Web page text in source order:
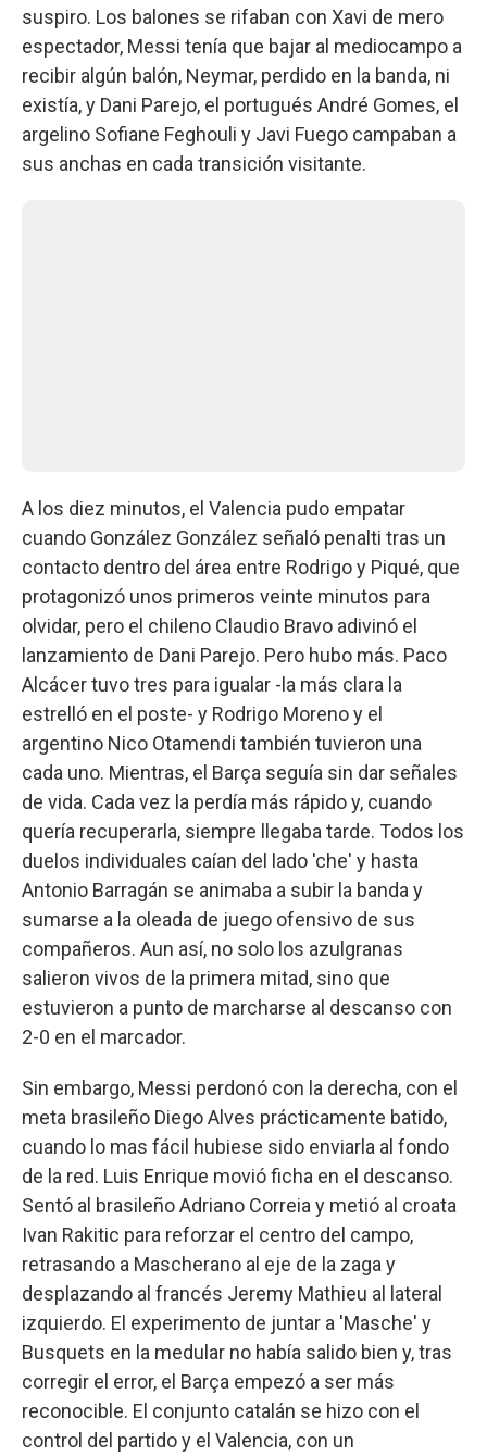
suspiro. Los balones se rifaban con Xavi de mero
espectador, Messi tenía que bajar al mediocampo a
recibir algún balón, Neymar, perdido en la banda, ni
existía, y Dani Parejo, el portugués André Gomes, el
argelino Sofiane Feghouli y Javi Fuego campaban a
sus anchas en cada transición visitante.
A los diez minutos, el Valencia pudo empatar
cuando González González señaló penalti tras un
contacto dentro del área entre Rodrigo y Piqué, que
protagonizó unos primeros veinte minutos para
olvidar, pero el chileno Claudio Bravo adivinó el
lanzamiento de Dani Parejo. Pero hubo más. Paco
Alcácer tuvo tres para igualar -la más clara la
estrelló en el poste- y Rodrigo Moreno y el
argentino Nico Otamendi también tuvieron una
cada uno. Mientras, el Barça seguía sin dar señales
de vida. Cada vez la perdía más rápido y, cuando
quería recuperarla, siempre llegaba tarde. Todos los
duelos individuales caían del lado 'che' y hasta
Antonio Barragán se animaba a subir la banda y
sumarse a la oleada de juego ofensivo de sus
compañeros. Aun así, no solo los azulgranas
salieron vivos de la primera mitad, sino que
estuvieron a punto de marcharse al descanso con
2-0 en el marcador.
Sin embargo, Messi perdonó con la derecha, con el
meta brasileño Diego Alves prácticamente batido,
cuando lo mas fácil hubiese sido enviarla al fondo
de la red. Luis Enrique movió ficha en el descanso.
Sentó al brasileño Adriano Correia y metió al croata
Ivan Rakitic para reforzar el centro del campo,
retrasando a Mascherano al eje de la zaga y
desplazando al francés Jeremy Mathieu al lateral
izquierdo. El experimento de juntar a 'Masche' y
Busquets en la medular no había salido bien y, tras
corregir el error, el Barça empezó a ser más
reconocible. El conjunto catalán se hizo con el
control del partido y el Valencia, con un